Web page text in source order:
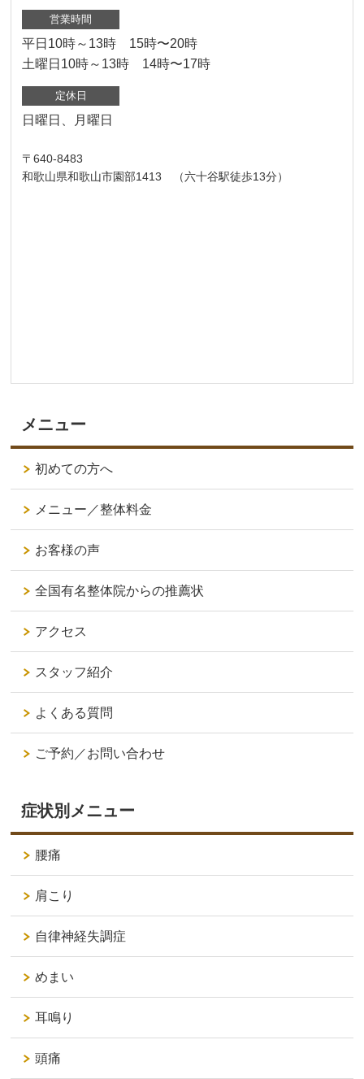
営業時間
平日10時～13時 15時〜20時
土曜日10時～13時 14時〜17時
定休日
日曜日、月曜日
〒640-8483
和歌山県和歌山市園部1413 （六十谷駅徒歩13分）
メニュー
初めての方へ
メニュー／整体料金
お客様の声
全国有名整体院からの推薦状
アクセス
スタッフ紹介
よくある質問
ご予約／お問い合わせ
症状別メニュー
腰痛
肩こり
自律神経失調症
めまい
耳鳴り
頭痛